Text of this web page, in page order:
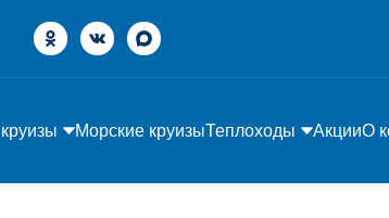
Морские круизыТеплоходы АкцииО